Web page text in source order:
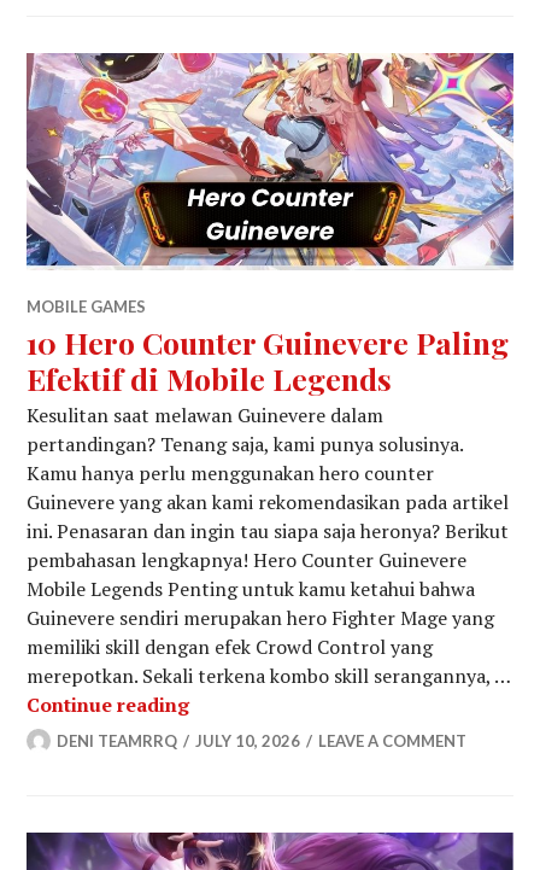
MOBILE GAMES
10 Hero Counter Guinevere Paling
Efektif di Mobile Legends
Kesulitan saat melawan Guinevere dalam
pertandingan? Tenang saja, kami punya solusinya.
Kamu hanya perlu menggunakan hero counter
Guinevere yang akan kami rekomendasikan pada artikel
ini. Penasaran dan ingin tau siapa saja heronya? Berikut
pembahasan lengkapnya! Hero Counter Guinevere
Mobile Legends Penting untuk kamu ketahui bahwa
Guinevere sendiri merupakan hero Fighter Mage yang
memiliki skill dengan efek Crowd Control yang
merepotkan. Sekali terkena kombo skill serangannya, …
Continue reading10 Hero Counter Guinevere Paling
DENI TEAMRRQ JULY 10, 2026 LEAVE A COMMENT